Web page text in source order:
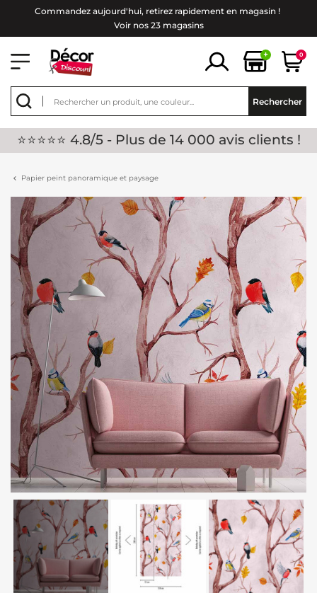
Commandez aujourd'hui, retirez rapidement en magasin !
Voir nos 23 magasins
+ 0
Rechercher
⭐⭐⭐⭐⭐ 4.8/5 - Plus de 14 000 avis clients !
Papier peint panoramique et paysage